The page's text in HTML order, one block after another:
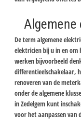
De term algemene
elektricien bij u in en om
werken bijvoorbeeld
differentieelschakelaar,
renoveren van de
onder de algemene
in Zedelgem kunt
voor het aanpassen van